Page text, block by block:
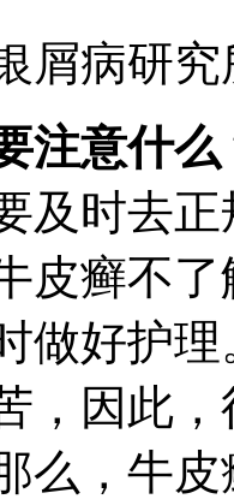
屑病研
注意什么
及时去
皮癣不
做好护
，因此
么，牛